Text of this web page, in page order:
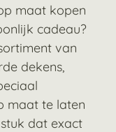
maat kopen
cadeau?
van
dekens,
maat te laten
dat exact